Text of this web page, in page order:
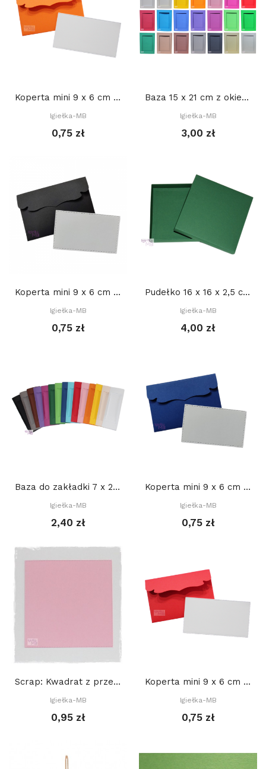
Koperta mini 9 x 6 cm - POMARAŃCZOWA + BIAŁY...
Igiełka-MB
0,75 zł
Baza 15 x 21 cm z okienkiem PROSTOKĄT 2. 10 x...
Igiełka-MB
3,00 zł
Koperta mini 9 x 6 cm - CZARNA + BIAŁY bilecik
Igiełka-MB
0,75 zł
Pudełko 16 x 16 x 2,5 cm (brystol)
Igiełka-MB
4,00 zł
Baza do zakładki 7 x 21 cm z DEKORACYJNYM...
Igiełka-MB
2,40 zł
Koperta mini 9 x 6 cm - GRANATOWA + BIAŁY bilecik
Igiełka-MB
0,75 zł
Scrap: Kwadrat z przeszyciami 14,2 x 14,2 cm
Igiełka-MB
0,95 zł
Koperta mini 9 x 6 cm - CZERWONA + BIAŁY bilecik
Igiełka-MB
0,75 zł